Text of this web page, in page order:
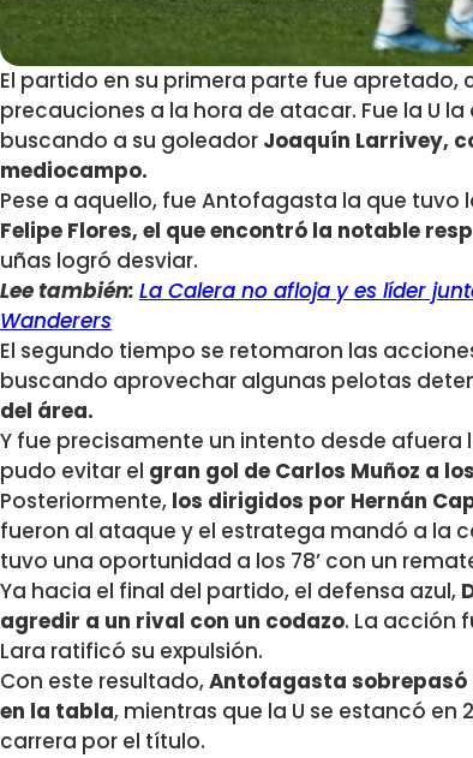
El partido en su primera parte fue
precauciones a la hora de atacar. Fue la U
buscando a su goleador Joaquín Larrivey,
mediocampo.
Pese a aquello, fue Antofagasta la que
Felipe Flores, el que encontró la notable
uñas logró desviar.
Lee también: La Calera no afloja y es líder
Wanderers
El segundo tiempo se retomaron las
buscando aprovechar algunas pelotas
del área.
Y fue precisamente un intento desde
pudo evitar el gran gol de Carlos Muñoz a
Posteriormente, los dirigidos por Hernán
fueron al ataque y el estratega mandó a la
tuvo una oportunidad a los 78’ con un
Ya hacia el final del partido, el defensa azul,
agredir a un rival con un codazo. La acción
Lara ratificó su expulsión.
Con este resultado,Antofagasta sobrepasó
en la tabla, mientras que la U se estancó
carrera por el título.